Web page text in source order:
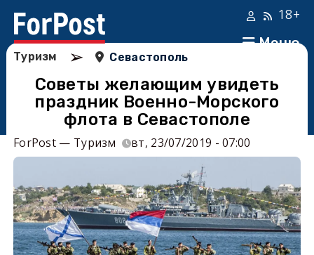
Меню
18+
Туризм ➢ Севастополь
Советы желающим увидеть
праздник Военно-Морского
флота в Севастополе
ForPost — Туризм вт, 23/07/2019 - 07:00